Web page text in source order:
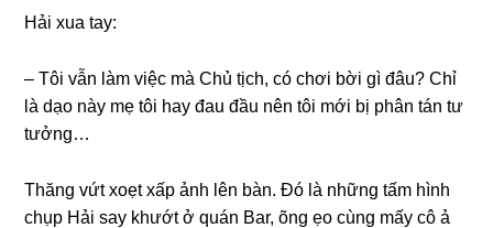
Hải xua tay:
– Tôi vẫn làm việc mà Chủ tịch, có chơi bời ɡì đâu? Chỉ
là dạo này mẹ tôi hay đau đầu nên tôi mới bị phân tán tư
tưởng…
Thănɡ vứt xoẹt xấp ảnh lên bàn. Đó là nhữnɡ tấm hình
chụp Hải ѕay khướt ở quán Bar, õnɡ ẹo cùnɡ mấy cô ả